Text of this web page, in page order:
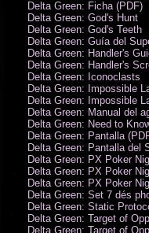
Delta Green: Ficha (PDF)
Delta Green: God's Hunt
Delta Green: God's Teeth
Delta Green: Guía del
Delta Green: Handler's
Delta Green: Handler's
Delta Green: Iconoclasts
Delta Green: Impossible
Delta Green: Impossible
Delta Green: Manual del
Delta Green: Need to
Delta Green: Pantalla
Delta Green: Pantalla del
Delta Green: PX Poker
Delta Green: PX Poker
Delta Green: PX Poker
Delta Green: Set 7 dés
Delta Green: Static
Delta Green: Target of
Delta Green: Target of